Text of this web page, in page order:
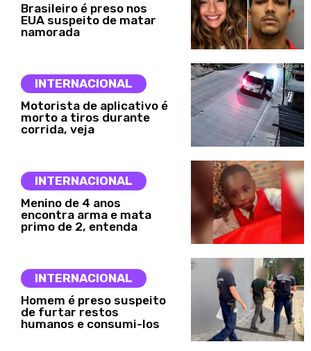
Brasileiro é preso nos
EUA suspeito de matar
namorada
INTERNACIONAL
Motorista de aplicativo é
morto a tiros durante
corrida, veja
INTERNACIONAL
Menino de 4 anos
encontra arma e mata
primo de 2, entenda
INTERNACIONAL
Homem é preso suspeito
de furtar restos
humanos e consumi-los